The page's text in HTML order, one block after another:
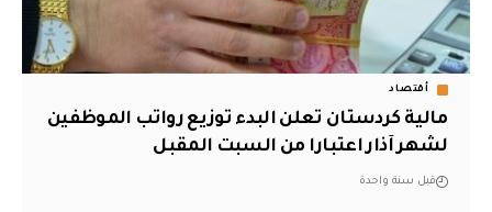
أقتصاد
مالية كردستان تعلن البدء توزيع رواتب الموظفين
لشهر آذار اعتبارا من السبت المقبل
قبل سنة واحدة